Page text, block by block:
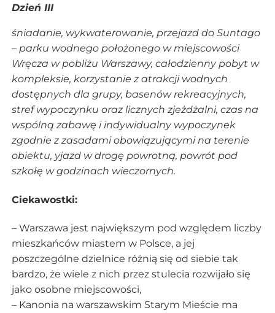
Dzień III
śniadanie, wykwaterowanie, przejazd do Suntago
– parku wodnego położonego w miejscowości
Wręcza w pobliżu Warszawy, całodzienny pobyt w
kompleksie, korzystanie z atrakcji wodnych
dostępnych dla grupy, basenów rekreacyjnych,
stref wypoczynku oraz licznych zjeżdżalni, czas na
wspólną zabawę i indywidualny wypoczynek
zgodnie z zasadami obowiązującymi na terenie
obiektu, yjazd w drogę powrotną, powrót pod
szkołę w godzinach wieczornych.
Ciekawostki:
– Warszawa jest największym pod względem liczby
mieszkańców miastem w Polsce, a jej
poszczególne dzielnice różnią się od siebie tak
bardzo, że wiele z nich przez stulecia rozwijało się
jako osobne miejscowości,
– Kanonia na warszawskim Starym Mieście ma